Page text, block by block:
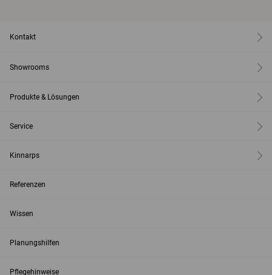
Kontakt
Showrooms
Produkte & Lösungen
Service
Kinnarps
Referenzen
Wissen
Planungshilfen
Pflegehinweise